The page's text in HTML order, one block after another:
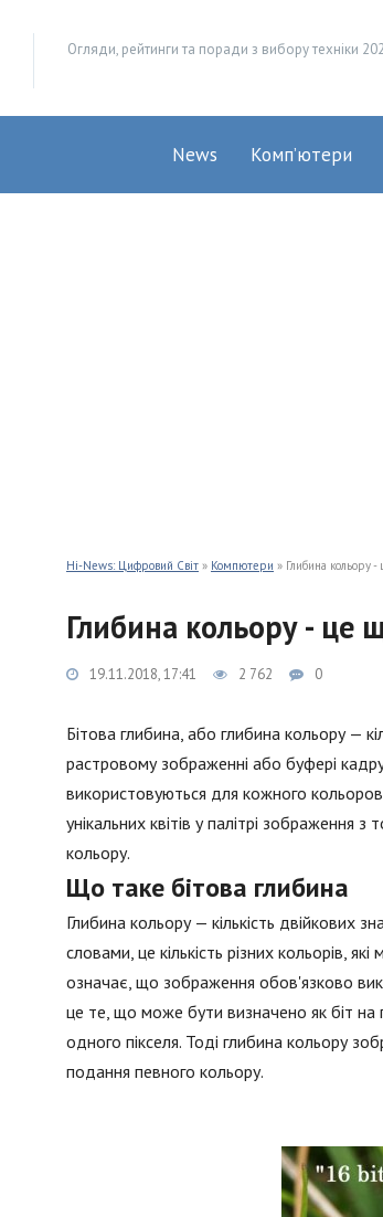
Огляди, рейтинги та поради з вибору техніки
News Комп’ютери
Hi-News: Цифровий Світ » Компютери » Глибина кольору
Глибина кольору - це
19.11.2018, 17:41 2 762 0
Бітова глибина, або глибина кольору —
растровому зображенні або буфері
використовуються для кожного
унікальних квітів у палітрі зображення
кольору.
Що таке бітова глибина
Глибина кольору — кількість двійкових
словами, це кількість різних кольорів,
означає, що зображення обов'язково
це те, що може бути визначено як біт на
одного пікселя. Тоді глибина кольору
подання певного кольору.